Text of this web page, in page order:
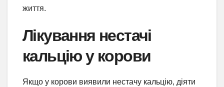
життя.
Лікування нестачі
кальцію у корови
Якщо у корови виявили нестачу кальцію, діяти